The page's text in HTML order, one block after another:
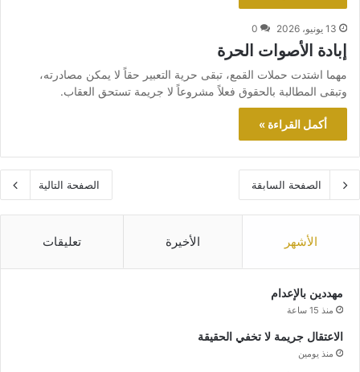
13 يونيو، 2026 0
إبادة الأصوات الحرة
مهما اشتدت حملات القمع، تبقى حرية التعبير حقاً لا يمكن مصادرته،
وتبقى المطالبة بالحقوق فعلاً مشروعاً لا جريمة تستحق العقاب.
أكمل القراءة »
الصفحة السابقة الصفحة التالية
الأشهر الأخيرة تعليقات
مهددين بالإعدام
منذ 15 ساعة
الاعتقال جريمة لا تخفي الحقيقة
منذ يومين